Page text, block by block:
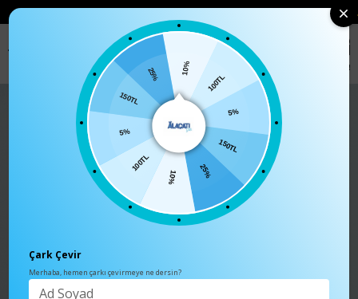
TÜM ÜRÜNLER Kadın Mix Yanı Büzgülü Desenli Bluz
10%
100TL
5%
150TL
25%
10%
100TL
5%
150TL
25%
Çark Çevir
Merhaba, hemen çarkı çevirmeye ne dersin?